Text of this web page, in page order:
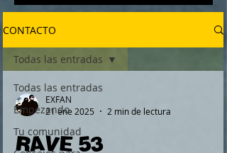
CONTACTO
Todas las entradas
Empezando
Tu comunidad
Todas las entradas
EXFAN
21 ene 2025
2 min de lectura
RAVE 53